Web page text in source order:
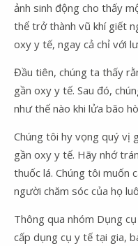
ảnh sinh động cho thấy
thể trở thành vũ khí giết
oxy y tế, ngay cả chỉ với
Đầu tiên, chúng ta thấy
gần oxy y tế. Sau đó,
như thế nào khi lửa bão
Chúng tôi hy vọng quý vị
gần oxy y tế. Hãy nhớ
thuốc lá. Chúng tôi muốn
người chăm sóc của họ
Thông qua nhóm Dụng
cấp dụng cụ y tế tại gia,